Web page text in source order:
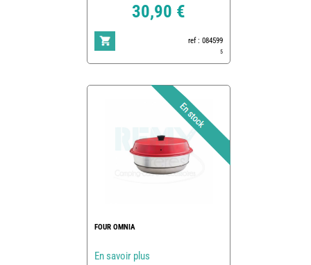
30,90 €
ref : 084599
5
FOUR OMNIA
En savoir plus